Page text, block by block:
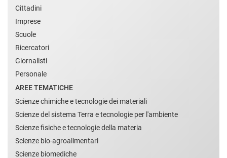
Cittadini
Imprese
Scuole
Ricercatori
Giornalisti
Personale
AREE TEMATICHE
Scienze chimiche e tecnologie dei materiali
Scienze del sistema Terra e tecnologie per l'ambiente
Scienze fisiche e tecnologie della materia
Scienze bio-agroalimentari
Scienze biomediche